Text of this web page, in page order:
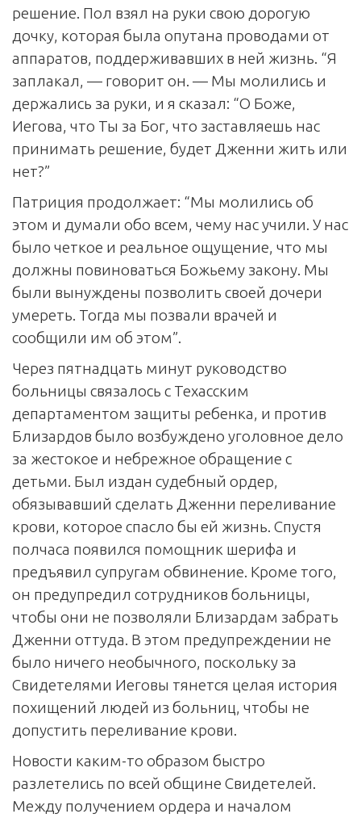
решение. Пол взял на руки свою дорогую
дочку, которая была опутана проводами от
аппаратов, поддерживавших в ней жизнь. “Я
заплакал, — говорит он. — Мы молились и
держались за руки, и я сказал: “О Боже,
Иегова, что Ты за Бог, что заставляешь нас
принимать решение, будет Дженни жить или
нет?”
Патриция продолжает: “Мы молились об
этом и думали обо всем, чему нас учили. У нас
было четкое и реальное ощущение, что мы
должны повиноваться Божьему закону. Мы
были вынуждены позволить своей дочери
умереть. Тогда мы позвали врачей и
сообщили им об этом”.
Через пятнадцать минут руководство
больницы связалось с Техасским
департаментом защиты ребенка, и против
Близардов было возбуждено уголовное дело
за жестокое и небрежное обращение с
детьми. Был издан судебный ордер,
обязывавший сделать Дженни переливание
крови, которое спасло бы ей жизнь. Спустя
полчаса появился помощник шерифа и
предъявил супругам обвинение. Кроме того,
он предупредил сотрудников больницы,
чтобы они не позволяли Близардам забрать
Дженни оттуда. В этом предупреждении не
было ничего необычного, поскольку за
Свидетелями Иеговы тянется целая история
похищений людей из больниц, чтобы не
допустить переливание крови.
Новости каким-то образом быстро
разлетелись по всей общине Свидетелей.
Между получением ордера и началом